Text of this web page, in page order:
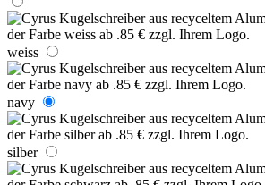
weiss
navy
silber